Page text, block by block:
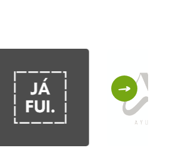
Tea
Shop
Portugal